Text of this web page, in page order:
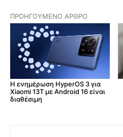
ΠΡΟΗΓΟΎΜΕΝΟ ΆΡΘΡΟ
Η ενημέρωση HyperOS 3 για
Xiaomi 13T με Android 16 είναι
διαθέσιμη